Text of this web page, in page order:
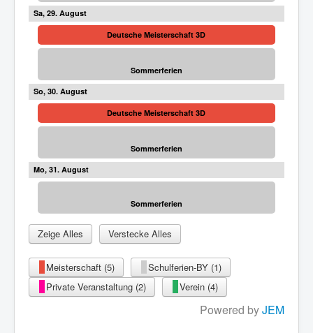
29
Deutsche Meisterschaft 3D
Sommerferien
30
Deutsche Meisterschaft 3D
Sommerferien
31
Sommerferien
Zeige Alles Verstecke Alles
Meisterschaft (5)
Schulferien-BY (1)
Private Veranstaltung (2)
Verein (4)
Powered byJEM